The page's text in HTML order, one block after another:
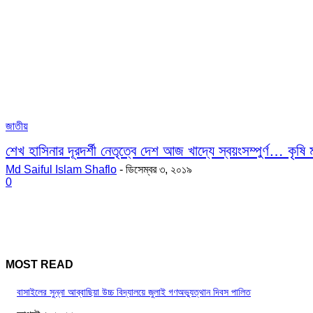
জাতীয়
শেখ হাসিনার দূরদর্শী নেতৃত্বে দেশ আজ খাদ্যে স্বয়ংসম্পুর্ণ… কৃষি
Md Saiful Islam Shaflo - ডিসেম্বর ৩, ২০১৯
0
MOST READ
বাসাইলের সুন্না আব্বাছিয়া উচ্চ বিদ্যালয়ে জুলাই গণঅভ্যুত্থান দিবস পালিত